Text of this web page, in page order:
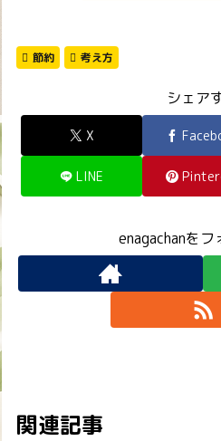
節約 考え方
シェア
X
LINE
enagachanをフ
関連記事